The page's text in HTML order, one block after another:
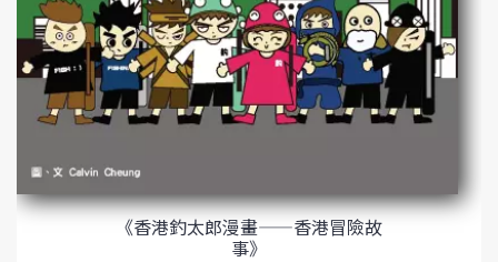
《香港釣太郎漫畫——香港冒險故
事》